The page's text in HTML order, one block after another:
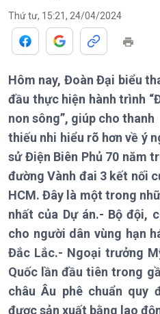
Tin Chính trị
Chính phủ với người dân
Quốc hội với cử tri
Xây dựng đảng
Đảng trong cuộc sống
Nhận diện sự thật
Pháp luật và đời sống
Kinh tế
Tin Kinh tế
Trước giờ mở cửa
Dòng chảy Kinh tế
Thứ tư, 15:21, 24/04/2024
Hôm nay, Đoàn Đại biểu
đầu thực hiện hành trình
non sông”, giúp cho thanh
thiếu nhi hiểu rõ hơn về ý
sử Điện Biên Phủ 70 năm
đường Vành đai 3 kết nối
HCM. Đây là một trong
nhất của Dự án.- Bộ đội,
cho người dân vùng hạn
Đắc Lắc.- Ngoại trưởng
Quốc lần đầu tiên trong
châu Âu phê chuẩn quy
được sản xuất bằng lao